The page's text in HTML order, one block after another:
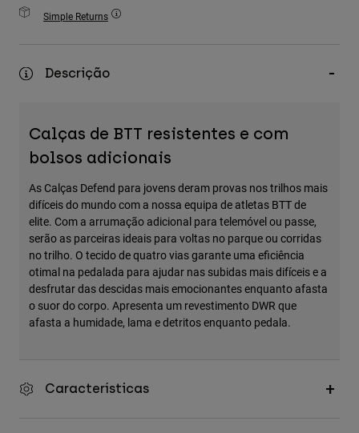
Accessories
Bags & Backpacks
Simple Returns
Descrição
Calças de BTT resistentes e com
bolsos adicionais
As Calças Defend para jovens deram provas nos trilhos mais
difíceis do mundo com a nossa equipa de atletas BTT de
elite. Com a arrumação adicional para telemóvel ou passe,
serão as parceiras ideais para voltas no parque ou corridas
no trilho. O tecido de quatro vias garante uma eficiência
otimal na pedalada para ajudar nas subidas mais difíceis e a
desfrutar das descidas mais emocionantes enquanto afasta
o suor do corpo. Apresenta um revestimento DWR que
afasta a humidade, lama e detritos enquanto pedala.
Características